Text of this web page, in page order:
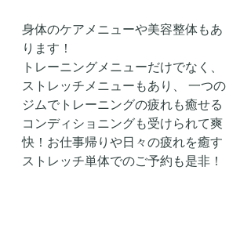
身体のケアメニューや美容整体もあ
ります！
トレーニングメニューだけでなく、
ストレッチメニューもあり、 一つの
ジムでトレーニングの疲れも癒せる
コンディショニングも受けられて爽
快！お仕事帰りや日々の疲れを癒す
ストレッチ単体でのご予約も是非！